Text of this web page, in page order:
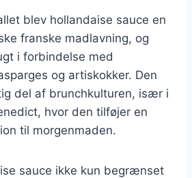
blev hollandaise sauce en
franske madlavning, og
i forbindelse med
og artiskokker. Den
del af brunchkulturen, især i
hvor den tilføjer en
til morgenmaden.
sauce ikke kun begrænset